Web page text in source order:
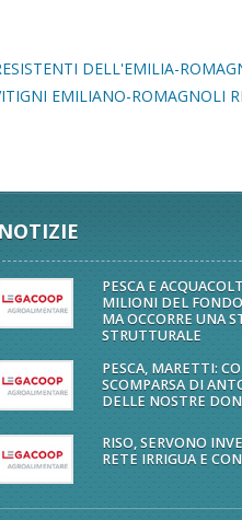
DELL'EMILIA-
EMILIANO-ROMAGNOLI
NOTIZIE
PESCA E
MILIONI DEL
MA OCCORRE UNA
STRUTTURALE
PESCA, MARETTI:
SCOMPARSA DI
DELLE NOSTRE
RISO, SERVONO
RETE IRRIGUA E